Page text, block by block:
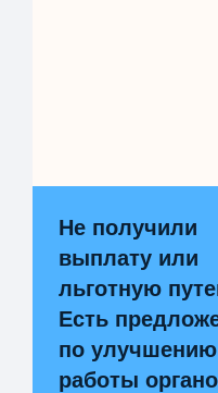
Не получили
выплату или
льготную
Есть
по улучшению
работы